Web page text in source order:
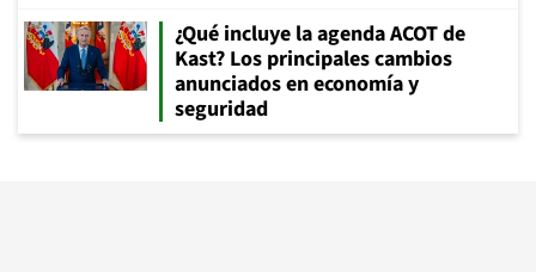
¿Qué incluye la agenda ACOT de
Kast? Los principales cambios
anunciados en economía y
seguridad